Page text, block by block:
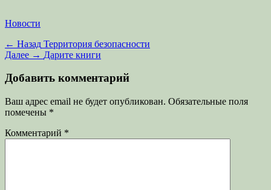
Категории
Новости
Навигация
по
записям
← Назад Предыдущая
запись:
Территория безопасности
Далее → Следующая
Дарите книги
Добавить комментарий
Ваш адрес email не будет опубликован. Обязательные поля
помечены *
Комментарий *